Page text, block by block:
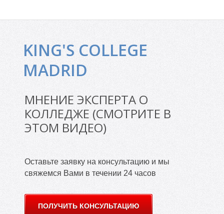
Е
KING'S COLLEGE
MADRID
МНЕНИЕ ЭКСПЕРТА О
КОЛЛЕДЖЕ (СМОТРИТЕ В
ЭТОМ ВИДЕО)
Оставьте заявку на консультацию и мы
свяжемся Вами в течении 24 часов
ПОЛУЧИТЬ КОНСУЛЬТАЦИЮ